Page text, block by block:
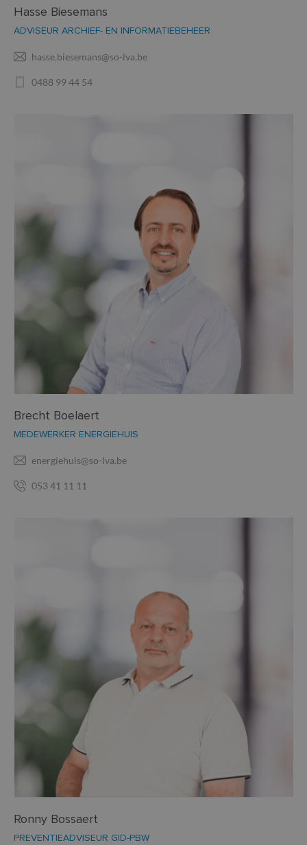
Hasse Biesemans
ADVISEUR ARCHIEF- EN INFORMATIEBEHEER
hasse.biesemans@so-lva.be
0488 99 44 54
Brecht Boelaert
MEDEWERKER ENERGIEHUIS
energiehuis@so-lva.be
053 41 11 11
Ronny Bossaert
PREVENTIEADVISEUR GID-PBW